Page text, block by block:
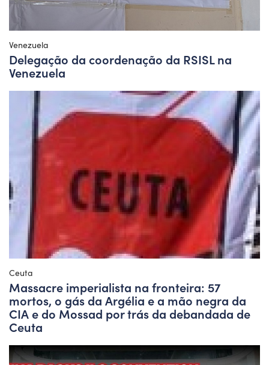
Venezuela
Delegação da coordenação da RSISL na
Venezuela
Ceuta
Massacre imperialista na fronteira: 57
mortos, o gás da Argélia e a mão negra da
CIA e do Mossad por trás da debandada de
Ceuta